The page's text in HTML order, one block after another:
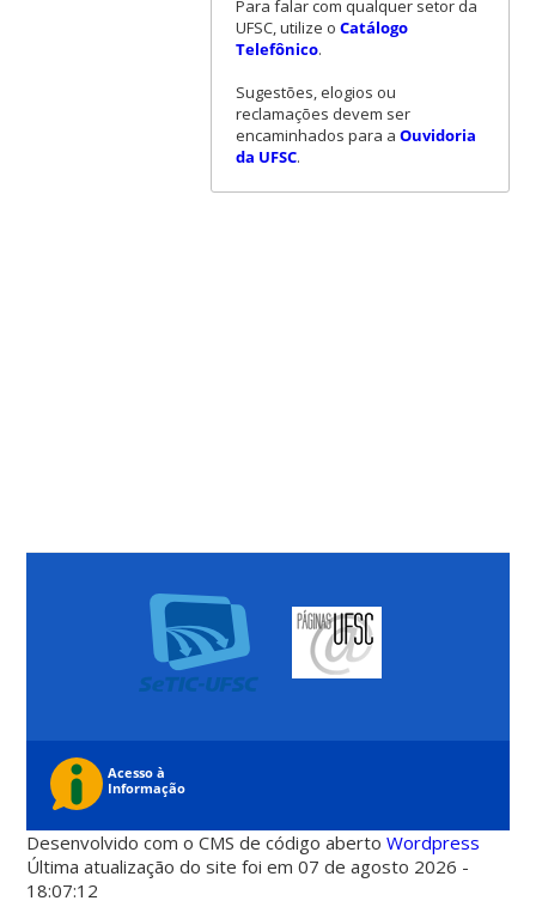
Para falar com qualquer setor da
UFSC, utilize o Catálogo
Telefônico.
Sugestões, elogios ou
reclamações devem ser
encaminhados para a Ouvidoria
da UFSC.
Desenvolvido com o CMS de código abertoWordpress
Última atualização do site foi em 07 de agosto 2026 -
18:07:12